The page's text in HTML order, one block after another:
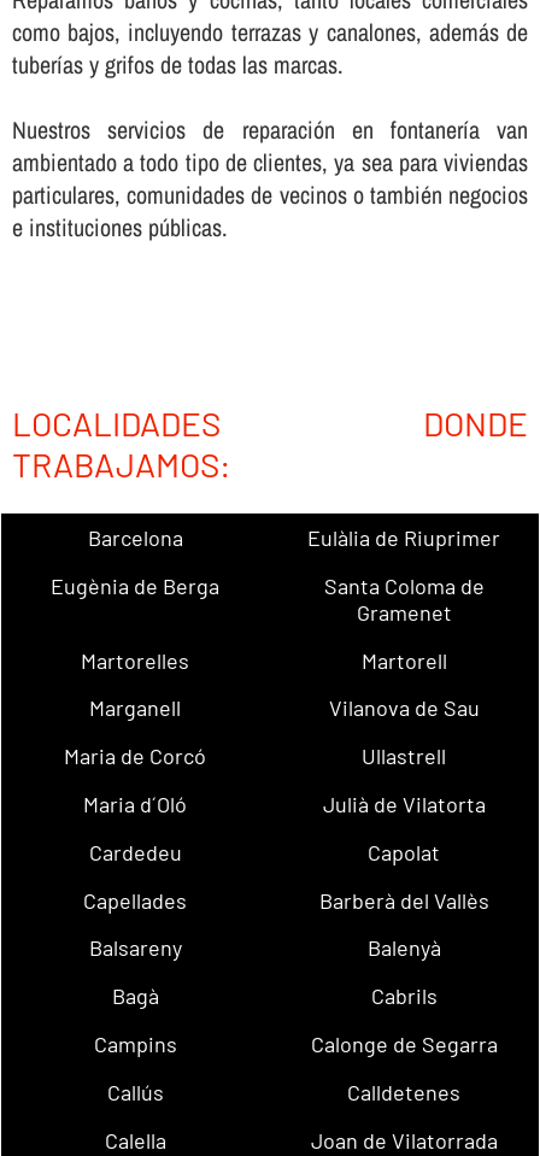
como bajos, incluyendo terrazas y canalones, además de
tuberí­as y grifos de todas las marcas.
Nuestros servicios de reparación en fontanerí­a van
ambientado a todo tipo de clientes, ya sea para viviendas
particulares, comunidades de vecinos o también negocios
e instituciones públicas.
LOCALIDADES DONDE
TRABAJAMOS:
Barcelona
Eulàlia de Riuprimer
Eugènia de Berga
Santa Coloma de
Gramenet
Martorelles
Martorell
Marganell
Vilanova de Sau
Maria de Corcó
Ullastrell
Maria d´Oló
Julià de Vilatorta
Cardedeu
Capolat
Capellades
Barberà del Vallès
Balsareny
Balenyà
Bagà
Cabrils
Campins
Calonge de Segarra
Callús
Calldetenes
Calella
Joan de Vilatorrada